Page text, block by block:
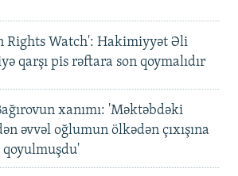
Rights Watch': Hakimiyyət Əli
qarşı pis rəftara son qoymalıdır
xanımı: 'Məktəbdəki
əvvəl oğlumun ölkədən çıxışına
qoyulmuşdu'